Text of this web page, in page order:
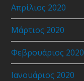
Απρίλιος 2020
Μάρτιος 2020
Φεβρουάριος 2020
Ιανουάριος 2020